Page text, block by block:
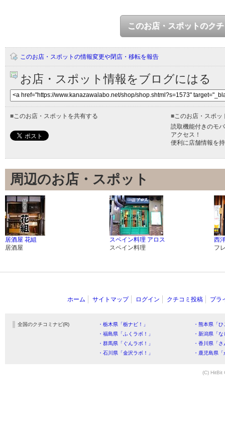
このお店・スポットのク
このお店・スポットの情報変更や閉店・移転を報告
お店・スポット情報をブログにはる
■ このお店・スポットを共有する ■ このお店・スポ
読取機能付きのモ
アクセス！
便利に店舗情報を
周辺のお店・スポット
居酒屋 花組
居酒屋
スペイン料理 アロス
スペイン料理
西
フ
ホーム サイトマップ ログイン クチコミ投稿 プラ
全国のクチコミナビ(R) ・栃木県「栃ナビ！」
・熊本県「
・福島県「ふくラボ！」
・新潟県「
・群馬県「ぐんラボ！」
・香川県「
・石川県「金沢ラボ！」
・鹿児島県
(C) HitBit